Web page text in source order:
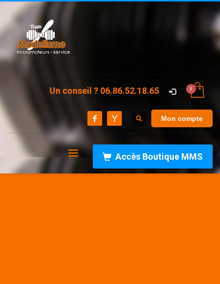
Un conseil ? 06.86.52.18.65
Mon compte
Accès Boutique MMS